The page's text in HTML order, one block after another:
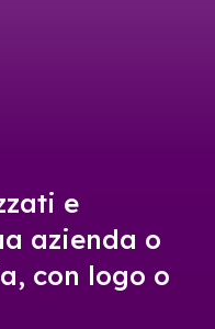
e
azienda o
con logo o